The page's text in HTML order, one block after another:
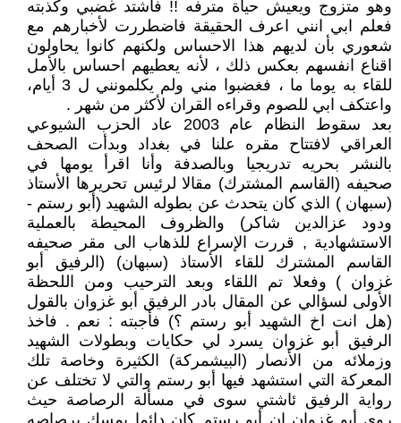
وهو متزوج ويعيش حياة مترفه !! فاشتد غضبي وكذبته
فعلم ابي انني اعرف الحقيقة فاضطررت لأخبارهم مع
شعوري بأن لديهم هذا الاحساس ولكنهم كانوا يحاولون
اقناع انفسهم بعكس ذلك ، لأنه يعطيهم احساس بالأمل
للقاء به يوما ما ، فغضبوا مني ولم يكلمونني ل 3 أيام،
واعتكف ابي للصوم وقراءه القران لأكثر من شهر .
بعد سقوط النظام عام 2003 عاد الحزب الشيوعي
العراقي لافتتاح مقره علنا في بغداد وبدأت الصحف
بالنشر بحريه تدريجيا وبالصدفة وأنا اقرأ يومها في
صحيفه (القاسم المشترك) مقالا لرئيس تحريرها الأستاذ
(سبهان ) الذي كان يتحدث عن بطوله الشهيد (أبو رستم -
ودود عزالدين شاكر) والظروف المحيطة بالعملية
الاستشهادية , قررت الإسراع للذهاب الى مقر صحيفه
القاسم المشترك للقاء الأستاذ (سبهان) (الرفيق أبو
غزوان ) وفعلا تم اللقاء وبعد الترحيب ومن اللحظة
الأولى لسؤالي عن المقال بادر الرفيق أبو غزوان بالقول
(هل انت اخ الشهيد أبو رستم ؟) فأجبته : نعم . فاخذ
الرفيق أبو غزوان يسرد لي حكايات وبطولات الشهيد
وزملائه من الأنصار (البيشمركة) الكثيرة وخاصة تلك
المعركة التي استشهد فيها أبو رستم والتي لا تختلف عن
رواية الرفيق ئاشتي سوى في مسألة الرصاصة حيث